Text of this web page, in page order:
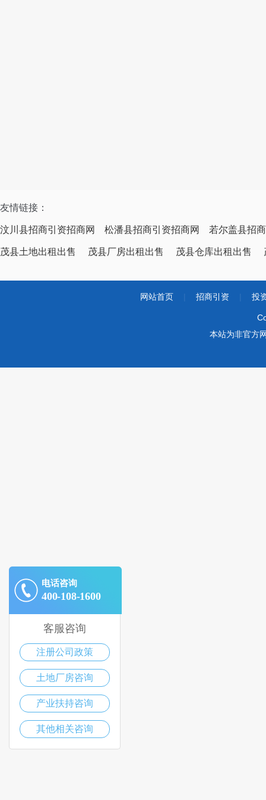
友情链接：
汶川县招商引资招商网 松潘县招商引资招商网 若尔盖县招
茂县土地出租出售 茂县厂房出租出售 茂县仓库出租出售
网站首页 招商引资 投
本站为非官方
电话咨询
400-108-1600
客服咨询
注册公司政策
土地厂房咨询
产业扶持咨询
其他相关咨询